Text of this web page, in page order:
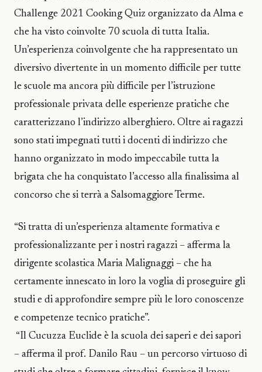
Challenge 2021 Cooking Quiz organizzato da Alma e
che ha visto coinvolte 70 scuola di tutta Italia.
Un’esperienza coinvolgente che ha rappresentato un
diversivo divertente in un momento difficile per tutte
le scuole ma ancora più difficile per l’istruzione
professionale privata delle esperienze pratiche che
caratterizzano l’indirizzo alberghiero. Oltre ai ragazzi
sono stati impegnati tutti i docenti di indirizzo che
hanno organizzato in modo impeccabile tutta la
brigata che ha conquistato l’accesso alla finalissima al
concorso che si terrà a Salsomaggiore Terme.
“Si tratta di un’esperienza altamente formativa e
professionalizzante per i nostri ragazzi – afferma la
dirigente scolastica Maria Malignaggi – che ha
certamente innescato in loro la voglia di proseguire gli
studi e di approfondire sempre più le loro conoscenze
e competenze tecnico pratiche”.
“Il Cucuzza Euclide è la scuola dei saperi e dei sapori
– afferma il prof. Danilo Rau – un percorso virtuoso di